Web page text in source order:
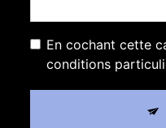
En cochant cette
conditions